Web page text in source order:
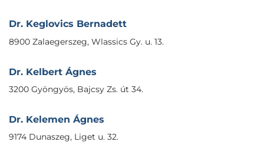
Dr. Keglovics Bernadett
8900 Zalaegerszeg, Wlassics Gy. u. 13.
Dr. Kelbert Ágnes
3200 Gyöngyös, Bajcsy Zs. út 34.
Dr. Kelemen Ágnes
9174 Dunaszeg, Liget u. 32.